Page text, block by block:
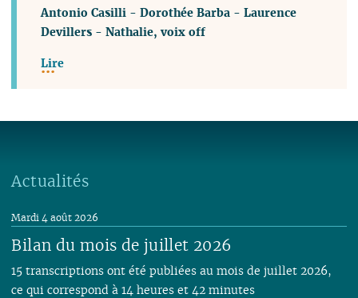
Antonio Casilli -Dorothée Barba -Laurence
Devillers -Nathalie, voix off
Lire
Actualités
Bilan du mois de juillet 2026
Mardi 4 août 2026
15 transcriptions ont été publiées au mois de juillet 2026,
ce qui correspond à 14 heures et 42 minutes